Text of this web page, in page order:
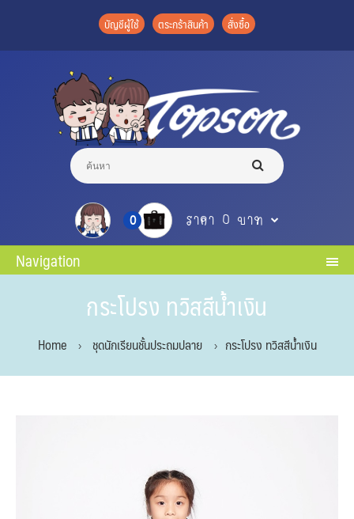
บัญชีผู้ใช้ ตระกร้าสินค้า สั่งซื้อ
0 ราคา 0 บาท
Navigation
กระโปรง ทวิสสีน้ำเงิน
Home ชุดนักเรียนชั้นประถมปลาย กระโปรง ทวิสสีน้ำเงิน